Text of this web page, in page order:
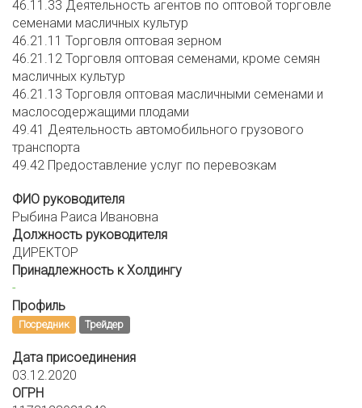
46.11.33 Деятельность агентов по оптовой торговле
семенами масличных культур
46.21.11 Торговля оптовая зерном
46.21.12 Торговля оптовая семенами, кроме семян
масличных культур
46.21.13 Торговля оптовая масличными семенами и
маслосодержащими плодами
49.41 Деятельность автомобильного грузового
транспорта
49.42 Предоставление услуг по перевозкам
ФИО руководителя
Рыбина Раиса Ивановна
Должность руководителя
ДИРЕКТОР
Принадлежность к Холдингу
-
Профиль
Посредник Трейдер
Дата присоединения
03.12.2020
ОГРН